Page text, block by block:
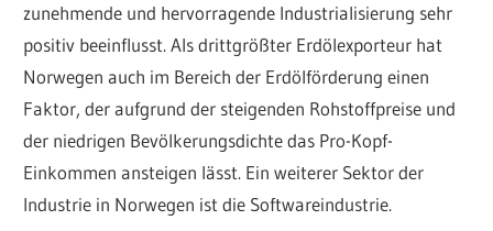
zunehmende und hervorragende Industrialisierung sehr
positiv beeinflusst. Als drittgrößter Erdölexporteur hat
Norwegen auch im Bereich der Erdölförderung einen
Faktor, der aufgrund der steigenden Rohstoffpreise und
der niedrigen Bevölkerungsdichte das Pro-Kopf-
Einkommen ansteigen lässt. Ein weiterer Sektor der
Industrie in Norwegen ist die Softwareindustrie.